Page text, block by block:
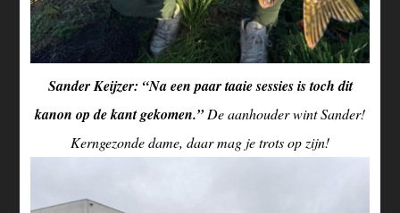
Sander Keijzer: “Na een paar taaie sessies is toch dit
kanon op de kant gekomen.”De aanhouder wint Sander!
Kerngezonde dame, daar mag je trots op zijn!